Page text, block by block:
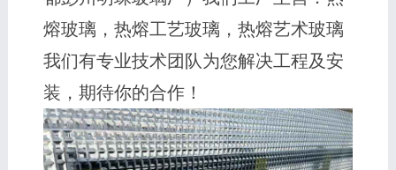
熔玻璃，热熔工艺玻璃，热熔艺术玻璃
我们有专业技术团队为您解决工程及安
装，期待你的合作！